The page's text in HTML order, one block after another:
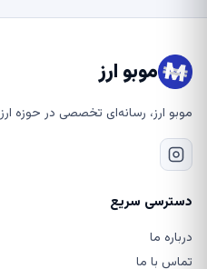
موبو ارز
موبو ارز، رسانه‌ای تخصصی در حوزه
دسترسی سریع
درباره ما
تماس با ما